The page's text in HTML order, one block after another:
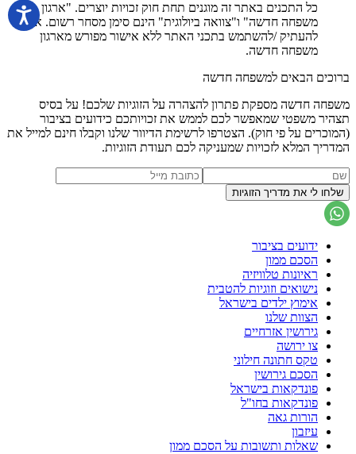
כל התכנים באתר זה מוגנים תחת חוק זכויות יוצרים. "ארגון
משפחה חדשה" ו"צוואה ביולוגית" הינם סימן מסחר רשום. אין
להעתיק /להשתמש בתכני האתר ללא אישור מפורש מארגון
משפחה חדשה.
ברוכים הבאים למשפחה חדשה
משפחה חדשה מספקת פתרון להצהרה על הזוגיות שלכם! על בסיס
תצהיר משפטי שמאפשר לכם לממש את זכויותכם כידועים בציבור
(המוכרים על פי חוק). הצטרפו לרשימת הדיוור שלנו וקבלו חינם למייל את
המדריך המלא לזכויות שמעניקה לכם תעודת הזוגיות.
ידועים בציבור
הסכם ממון
ראיונות טלוויזיה
נישואים וזוגיות להטבית
אימוץ ילדים בישראל
הצוות שלנו
גירושין אזרחיים
צו ירושה
טקס חתונה חילוני
הסכם גירושין
פונדקאות בישראל
פונדקאות בחו"ל
הורות גאה
עיזבון
שאלות ותשובות על הסכם ממון